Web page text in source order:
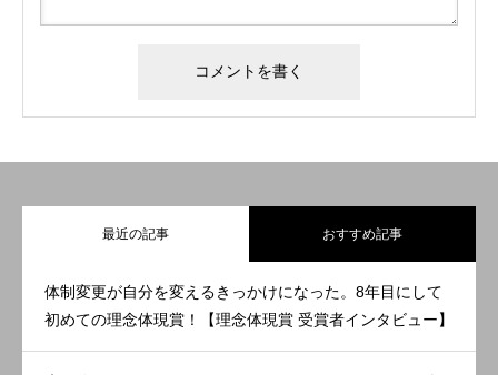
最近の記事 おすすめ記事
体制変更が自分を変えるきっかけになった。8年目にして
初めての理念体現賞！【理念体現賞 受賞者インタビュー】